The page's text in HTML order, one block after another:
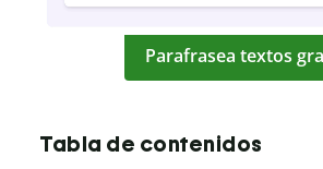
Parafrasea textos
Tabla de contenidos